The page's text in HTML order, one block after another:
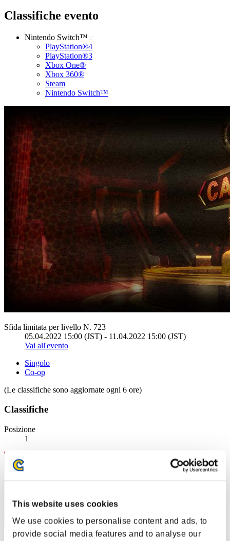
This website uses cookies
We use cookies to personalise content and ads, to
provide social media features and to analyse our
Classifiche evento
Nintendo Switch™
PlayStation®4
PlayStation®3
Xbox One®
Xbox 360®
Steam
Nintendo Switch™
Sfida limitata per livello N. 723
05.04.2022 15:00 (JST) - 11.04.2022 15:00 (JST)
Vai all'evento
Singolo
Co-op
(Le classifiche sono aggiornate ogni 6 ore)
Classifiche
Posizione
1